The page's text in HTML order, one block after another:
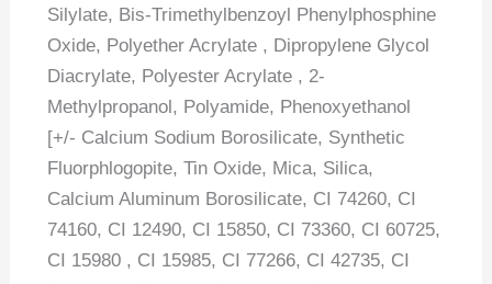
Silylate, Bis-Trimethylbenzoyl Phenylphosphine
Oxide, Polyether Acrylate , Dipropylene Glycol
Diacrylate, Polyester Acrylate , 2-
Methylpropanol, Polyamide, Phenoxyethanol
[+/- Calcium Sodium Borosilicate, Synthetic
Fluorphlogopite, Tin Oxide, Mica, Silica,
Calcium Aluminum Borosilicate, CI 74260, CI
74160, CI 12490, CI 15850, CI 73360, CI 60725,
CI 15980 , CI 15985, CI 77266, CI 42735, CI